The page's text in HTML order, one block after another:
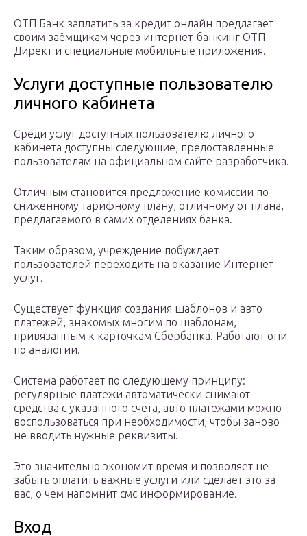
ОТП Банк заплатить за кредит онлайн предлагает
своим заёмщикам через интернет-банкинг ОТП
Директ и специальные мобильные приложения.
Услуги доступные пользователю
личного кабинета
Среди услуг доступных пользователю личного
кабинета доступны следующие, предоставленные
пользователям на официальном сайте разработчика.
Отличным становится предложение комиссии по
сниженному тарифному плану, отличному от плана,
предлагаемого в самих отделениях банка.
Таким образом, учреждение побуждает
пользователей переходить на оказание Интернет
услуг.
Существует функция создания шаблонов и авто
платежей, знакомых многим по шаблонам,
привязанным к карточкам Сбербанка. Работают они
по аналогии.
Система работает по следующему принципу:
регулярные платежи автоматически снимают
средства с указанного счета, авто платежами можно
воспользоваться при необходимости, чтобы заново
не вводить нужные реквизиты.
Это значительно экономит время и позволяет не
забыть оплатить важные услуги или сделает это за
вас, о чем напомнит смс информирование.
Вход